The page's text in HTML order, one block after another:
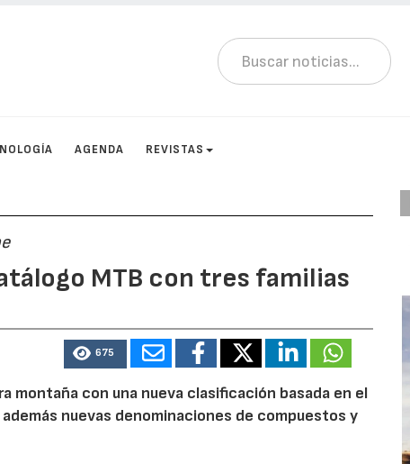
AGENDA REVISTAS
MTB con tres familias
675
montaña con una nueva clasificación basada en el
nuevas denominaciones de compuestos y